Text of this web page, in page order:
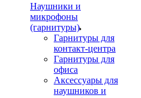
Наушники и
микрофоны
(гарнитуры)
Гарнитуры для
контакт-центра
Гарнитуры для
офиса
Аксессуары для
наушников и